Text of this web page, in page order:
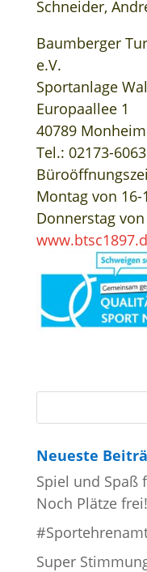
Schneider,
Baumberger
e.V.
Sportanlage
Europaallee 1
40789
Tel.: 02173-
Montag von 16-
Donnerstag
Neueste
Spiel und Spaß
Noch Plätze frei!
Super